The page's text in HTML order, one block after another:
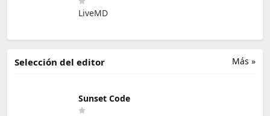
LiveMD
Más »
Selección del editor
Sunset Code